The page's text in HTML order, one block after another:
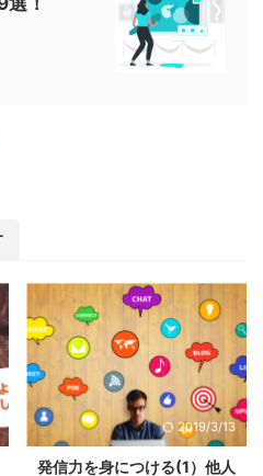
2019/3/13
発信力を身につける(1）他人